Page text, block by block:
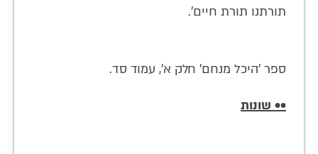
תורתנו תורת חיים'.
ספר 'היכל מנחם' חלק א', עמוד סד.
•• שונות